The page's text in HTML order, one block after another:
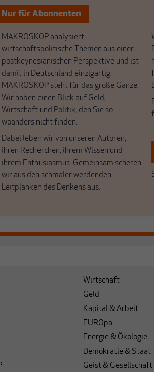
Nur für Abonnenten
MAKROSKOP analysiert
wirtschaftspolitische Themen aus einer
postkeynesianischen Perspektive und ist
damit in Deutschland einzigartig.
MAKROSKOP steht für das große Ganze.
Wir haben einen Blick auf Geld,
Wirtschaft und Politik, den Sie so
woanders nicht finden.
Dabei leben wir von unseren Autoren,
ihren Recherchen, ihrem Wissen und
ihrem Enthusiasmus. Gemeinsam scheren
wir aus den schmaler werdenden
Leitplanken des Denkens aus.
Wirtschaft
Geld
Kapital & Arbeit
EUROpa
Energie & Ökologie
Demokratie & Staat
Geist & Gesellschaft